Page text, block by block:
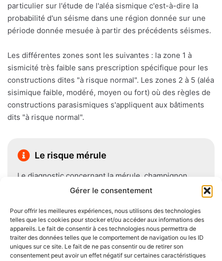
Gérer le consentement
Pour offrir les meilleures expériences, nous utilisons des technologies
telles que les cookies pour stocker et/ou accéder aux informations des
appareils. Le fait de consentir à ces technologies nous permettra de
traiter des données telles que le comportement de navigation ou les ID
uniques sur ce site. Le fait de ne pas consentir ou de retirer son
consentement peut avoir un effet négatif sur certaines caractéristiques
particulier sur l'étude de l'aléa sismique c'est-à-dire la
probabilité d'un séisme dans une région donnée sur une
période donnée mesuée à partir des précédents séismes.
Les différentes zones sont les suivantes : la zone 1 à
sismicité très faible sans prescription spécifique pour les
constructions dites "à risque normal". Les zones 2 à 5 (aléa
sisimique faible, modéré, moyen ou fort) où des règles de
constructions parasismiques s'appliquent aux bâtiments
dits "à risque normal".
Le risque mérule
Le diagnostic concernant la mérule, champignon
lignivore n'est pas obligatoire pour la vente d'un bien
.Cependant, il est préférable d'être particulièrement
vigilant car des chantiers de champignons lignivores
existent dans de nombreuses communes partout en
France, en particulier dans le Finistère ou à Paris.